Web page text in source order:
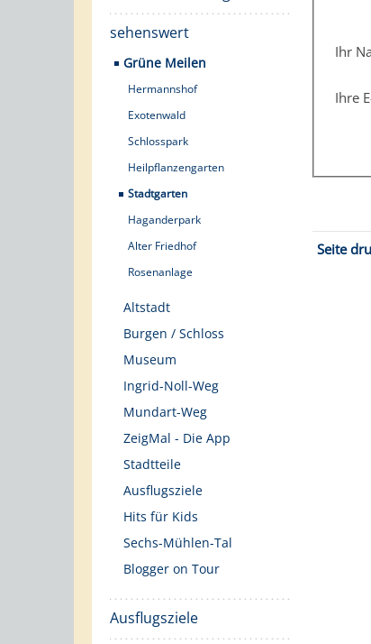
sehenswert
Grüne Meilen
Hermannshof
Exotenwald
Schlosspark
Heilpflanzengarten
Stadtgarten
Haganderpark
Alter Friedhof
Rosenanlage
Altstadt
Burgen / Schloss
Museum
Ingrid-Noll-Weg
Mundart-Weg
ZeigMal - Die App
Stadtteile
Ausflugsziele
Hits für Kids
Sechs-Mühlen-Tal
Blogger on Tour
Ausflugsziele
Ihr
Ihre
Seite